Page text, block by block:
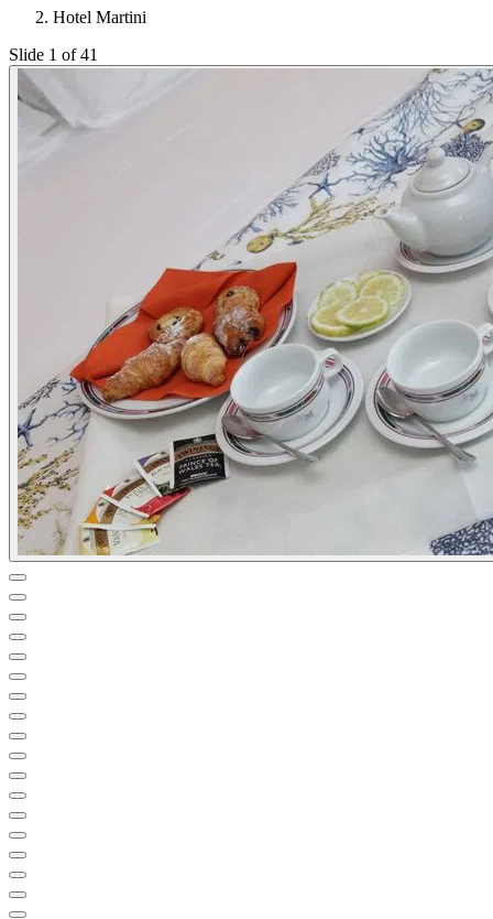
Hotel Martini
Slide 1 of 41